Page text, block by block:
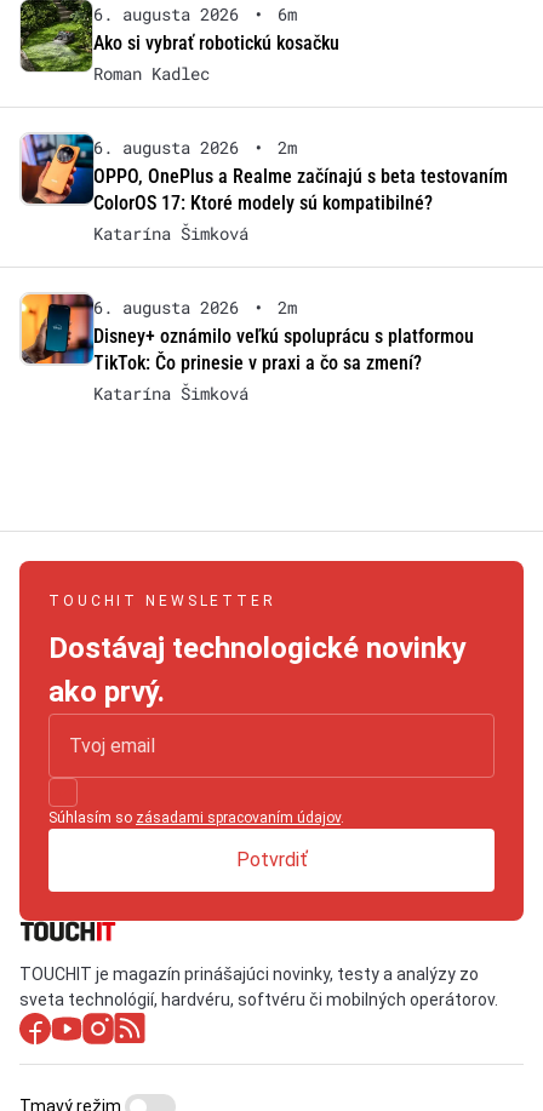
6. augusta 2026 •
6m
Ako si vybrať robotickú kosačku
Roman Kadlec
6. augusta 2026 •
2m
OPPO, OnePlus a Realme začínajú s beta testovaním
ColorOS 17: Ktoré modely sú kompatibilné?
Katarína Šimková
6. augusta 2026 •
2m
Disney+ oznámilo veľkú spoluprácu s platformou
TikTok: Čo prinesie v praxi a čo sa zmení?
Katarína Šimková
TOUCHIT NEWSLETTER
Dostávaj technologické novinky
ako prvý.
Súhlasím so zásadami spracovaním údajov.
Potvrdiť
TOUCHIT je magazín prinášajúci novinky, testy a analýzy zo
sveta technológií, hardvéru, softvéru či mobilných operátorov.
Tmavý režim